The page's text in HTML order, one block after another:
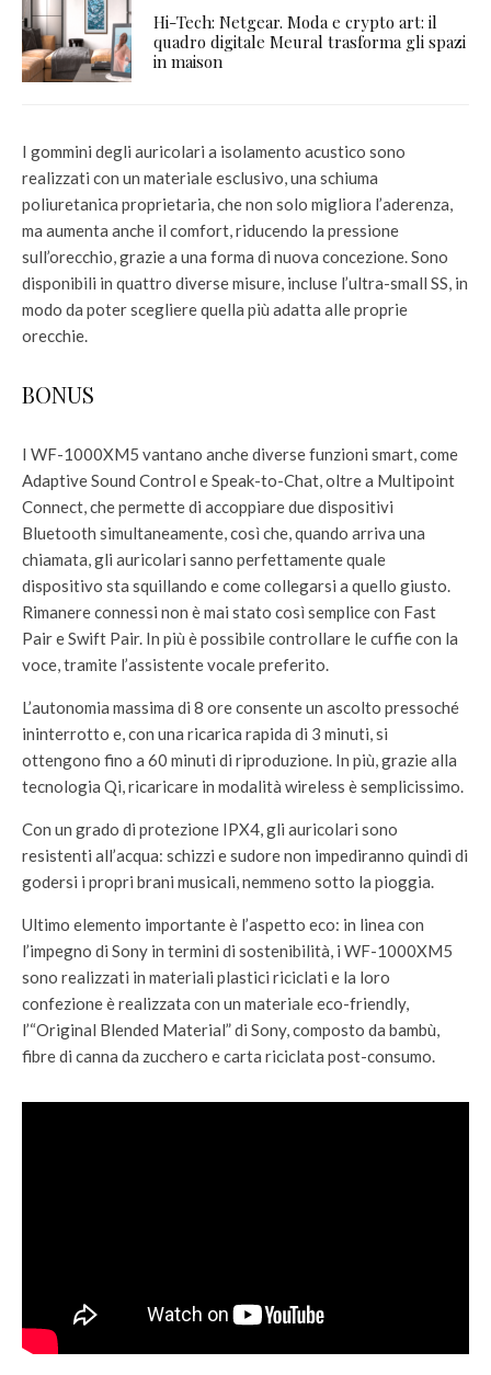
Hi-Tech: Netgear. Moda e crypto art: il
quadro digitale Meural trasforma gli spazi
in maison
I gommini degli auricolari a isolamento acustico sono
realizzati con un materiale esclusivo, una schiuma
poliuretanica proprietaria, che non solo migliora l’aderenza,
ma aumenta anche il comfort, riducendo la pressione
sull’orecchio, grazie a una forma di nuova concezione. Sono
disponibili in quattro diverse misure, incluse l’ultra-small SS, in
modo da poter scegliere quella più adatta alle proprie
orecchie.
BONUS
I WF-1000XM5 vantano anche diverse funzioni smart, come
Adaptive Sound Control e Speak-to-Chat, oltre a Multipoint
Connect, che permette di accoppiare due dispositivi
Bluetooth simultaneamente, così che, quando arriva una
chiamata, gli auricolari sanno perfettamente quale
dispositivo sta squillando e come collegarsi a quello giusto.
Rimanere connessi non è mai stato così semplice con Fast
Pair e Swift Pair. In più è possibile controllare le cuffie con la
voce, tramite l’assistente vocale preferito.
L’autonomia massima di 8 ore consente un ascolto pressoché
ininterrotto e, con una ricarica rapida di 3 minuti, si
ottengono fino a 60 minuti di riproduzione. In più, grazie alla
tecnologia Qi, ricaricare in modalità wireless è semplicissimo.
Con un grado di protezione IPX4, gli auricolari sono
resistenti all’acqua: schizzi e sudore non impediranno quindi di
godersi i propri brani musicali, nemmeno sotto la pioggia.
Ultimo elemento importante è l’aspetto eco: in linea con
l’impegno di Sony in termini di sostenibilità, i WF-1000XM5
sono realizzati in materiali plastici riciclati e la loro
confezione è realizzata con un materiale eco-friendly,
l’“Original Blended Material” di Sony, composto da bambù,
fibre di canna da zucchero e carta riciclata post-consumo.